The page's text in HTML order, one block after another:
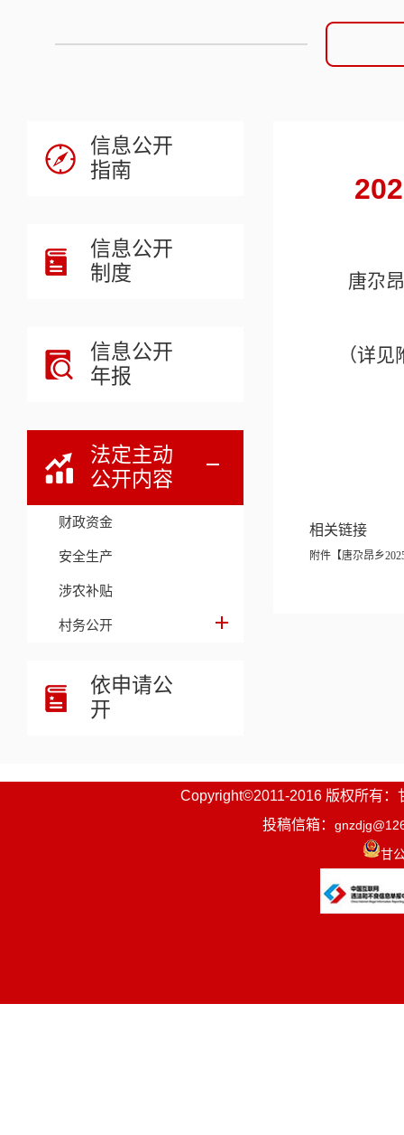
信息公开
指南
信息公开
制度
信息公开
年报
法定主动
公开内容
财政资金
安全生产
涉农补贴
村务公开
依申请公
开
唐尕
（详
相关链接
附件【唐尕昂乡
Copyright©2011-2016 版权所有：
投稿信箱：
甘